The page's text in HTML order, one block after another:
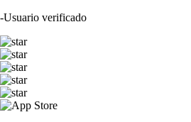
-Usuario verificado